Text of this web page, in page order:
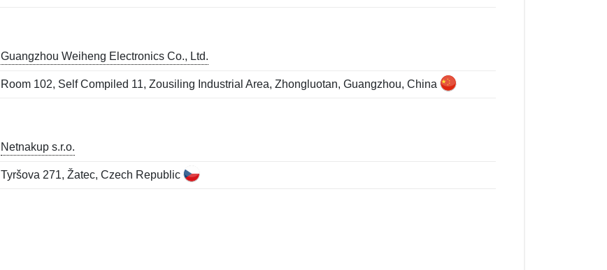
Guangzhou Weiheng Electronics Co., Ltd.
Room 102, Self Compiled 11, Zousiling Industrial Area, Zhongluotan, Guangzhou, China
Netnakup s.r.o.
Tyršova 271, Žatec, Czech Republic